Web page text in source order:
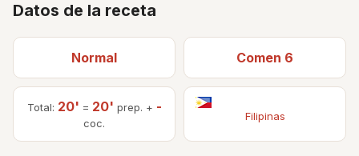
Datos de la receta
Normal Comen 6
Total: 20' = 20' prep. + -
coc.
Filipinas